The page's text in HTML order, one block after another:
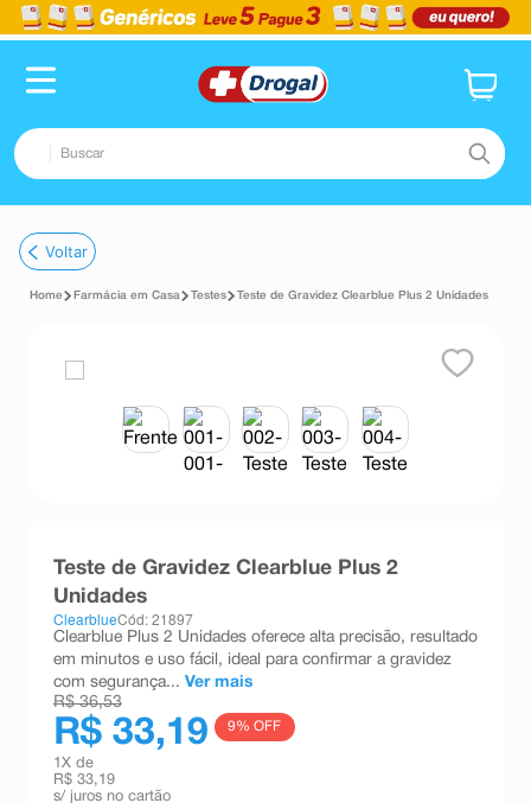
Buscar
1º fralda
dipirona
esmalte
absorvente
10ºshampoo
Voltar
Farmácia em Casa Testes Teste de Gravidez Clearblue Plus 2 Unidades
Teste de Gravidez Clearblue Plus 2
Unidades
ClearblueCód: 21897
Clearblue Plus 2 Unidades oferece alta precisão, resultado
em minutos e uso fácil, ideal para confirmar a gravidez
com segurança... Ver mais
R$ 36,53
R$ 33,19 9% OFF
1 X de
R$ 33,19
s/ juros no cartão